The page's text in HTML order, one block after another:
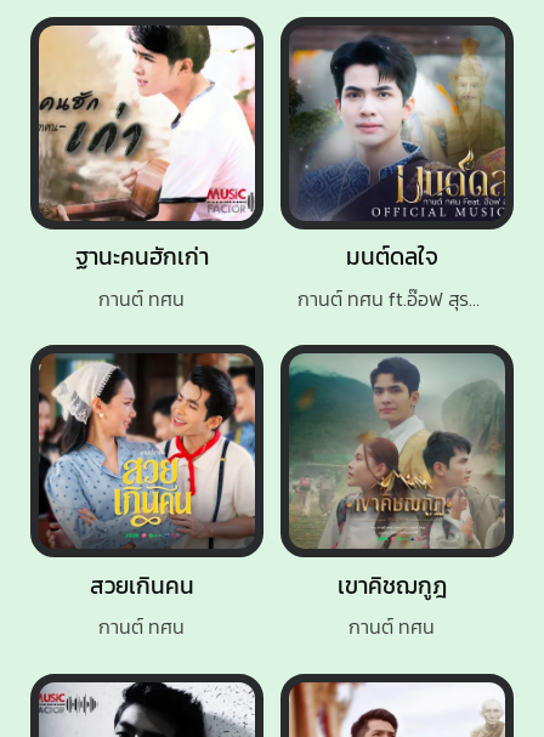
ฐานะคนฮักเก่า
กานต์ ทศน
มนต์ดลใจ
กานต์ ทศน ft.อ๊อฟ สุรพล
สวยเกินคน
กานต์ ทศน
เขาคิชฌกูฎ
กานต์ ทศน